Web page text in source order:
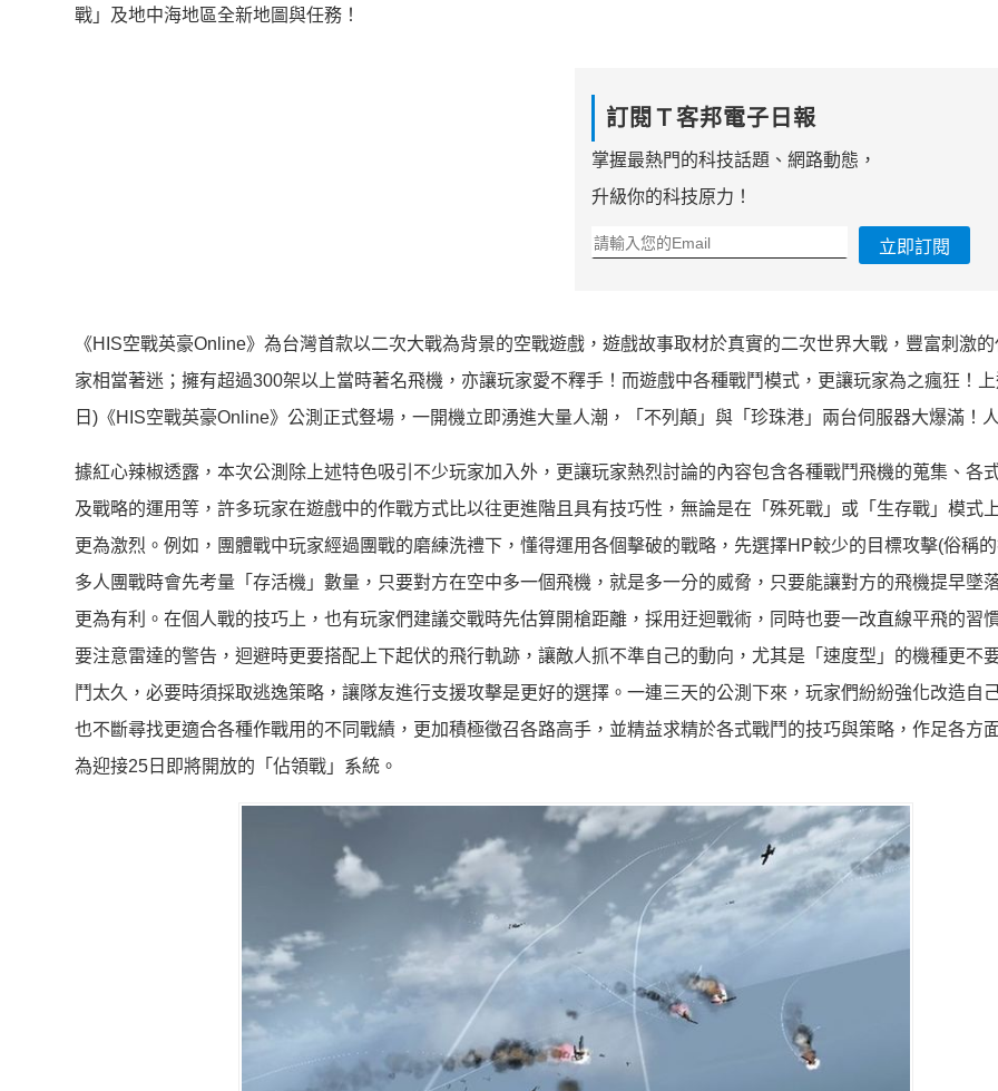
戰」及地中海地區全新地圖與任務！
訂閱Ｔ客邦電子日報
掌握最熱門的科技話題、網路動態，
升級你的科技原力！
立即訂閱
《HIS空戰英豪Online》為台灣首款以二次大戰為背景的空戰遊戲，遊戲故事取材於真實的二次世界大戰，豐富刺激
家相當著迷；擁有超過300架以上當時著名飛機，亦讓玩家愛不釋手！而遊戲中各種戰鬥模式，更讓玩家為之瘋狂！
日)《HIS空戰英豪Online》公測正式豋場，一開機立即湧進大量人潮，「不列顛」與「珍珠港」兩台伺服器大爆滿！
據紅心辣椒透露，本次公測除上述特色吸引不少玩家加入外，更讓玩家熱烈討論的內容包含各種戰鬥飛機的蒐集、各
及戰略的運用等，許多玩家在遊戲中的作戰方式比以往更進階且具有技巧性，無論是在「殊死戰」或「生存戰」模式
更為激烈。例如，團體戰中玩家經過團戰的磨練洗禮下，懂得運用各個擊破的戰略，先選擇HP較少的目標攻擊(俗稱
多人團戰時會先考量「存活機」數量，只要對方在空中多一個飛機，就是多一分的威脅，只要能讓對方的飛機提早墜
更為有利。在個人戰的技巧上，也有玩家們建議交戰時先估算開槍距離，採用迂迴戰術，同時也要一改直線平飛的習
要注意雷達的警告，迴避時更要搭配上下起伏的飛行軌跡，讓敵人抓不準自己的動向，尤其是「速度型」的機種更不
鬥太久，必要時須採取逃逸策略，讓隊友進行支援攻擊是更好的選擇。一連三天的公測下來，玩家們紛紛強化改造自
也不斷尋找更適合各種作戰用的不同戰績，更加積極徵召各路高手，並精益求精於各式戰鬥的技巧與策略，作足各方
為迎接25日即將開放的「佔領戰」系統。